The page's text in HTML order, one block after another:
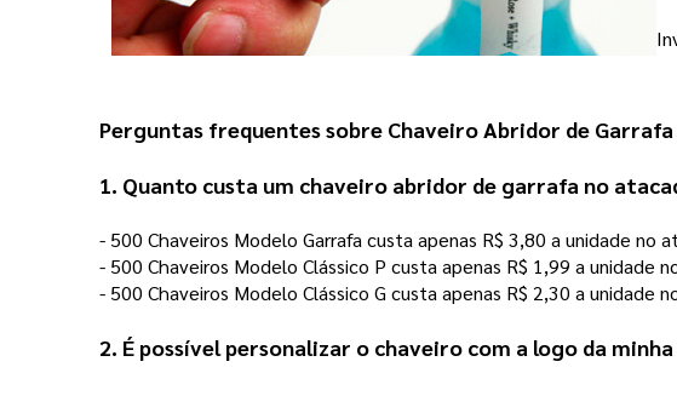
Perguntas frequentes sobre Chaveiro Abridor de Garrafa
1. Quanto custa um chaveiro abridor de garrafa no
- 500 Chaveiros Modelo Garrafa custa apenas R$ 3,80 a unidade no
- 500 Chaveiros Modelo Clássico P custa apenas R$ 1,99 a unidade
- 500 Chaveiros Modelo Clássico G custa apenas R$ 2,30 a unidade
2. É possível personalizar o chaveiro com a logo da